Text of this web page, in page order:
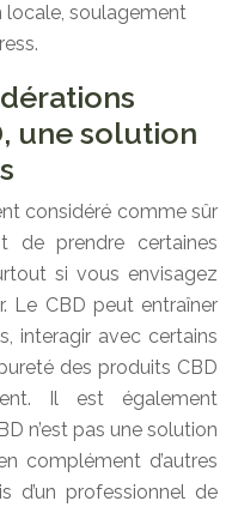
locale, soulagement
une solution
considéré comme sûr
de prendre certaines
si vous envisagez
Le CBD peut entraîner
interagir avec certains
des produits CBD
Il est également
n’est pas une solution
complément d’autres
d’un professionnel de